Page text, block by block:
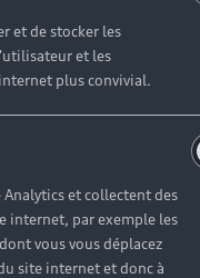
avantages que
et de stocker les
et les
plus convivial.
Analytics et collectent des
internet, par exemple les
vous vous déplacez
site internet et donc à